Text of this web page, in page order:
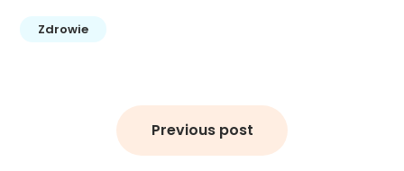
Zdrowie
Previous post